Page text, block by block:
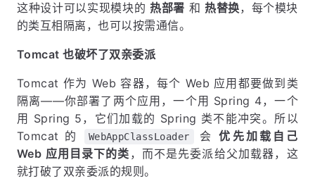
这种设计可以实现模块的 热部署 和 热替换，每个模块
的类互相隔离，也可以按需通信。
Tomcat 也破坏了双亲委派
Tomcat 作为 Web 容器，每个 Web 应用都要做到类
隔离——你部署了两个应用，一个用 Spring 4，一个
用 Spring 5，它们加载的 Spring 类不能冲突。所以
Tomcat 的
WebAppClassLoader 会优先加载自己
Web 应用目录下的类 ，而不是先委派给父加载器，这
就打破了双亲委派的规则。